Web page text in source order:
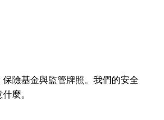
險基金與監管牌照。我們的安全
麼。